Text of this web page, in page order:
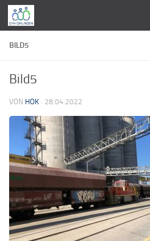
Zum Inhalt springen
BILD5
Bild5
VON HOK · 28.04.2022